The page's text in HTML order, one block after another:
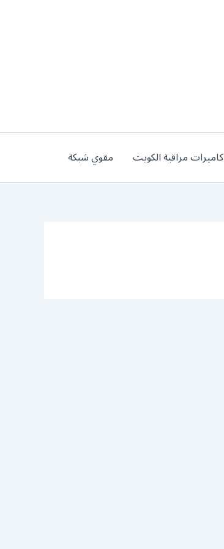
كاميرات مراقبة الكويت مقوي شبكة